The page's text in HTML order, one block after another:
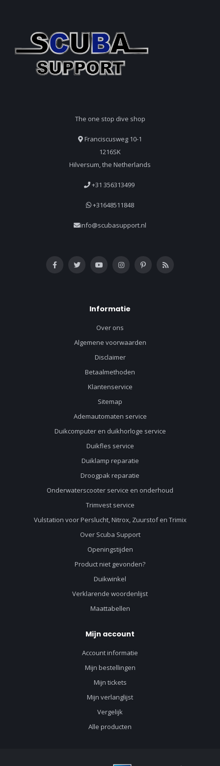
The one stop dive shop
Franciscusweg 10-1
1216SK
Hilversum, the Netherlands
+31 356313499
+31648511848
info@scubasupport.nl
Informatie
Over ons
Algemene voorwaarden
Disclaimer
Betaalmethoden
Klantenservice
Sitemap
Ademautomaten service
Duikcomputer en duikhorloge service
Duikfles service
Duiklamp reparatie
Droogpak reparatie
Onderwaterscooter service en onderhoud
Trimvest service
Vulstation voor Perslucht, Nitrox, Zuurstof en Trimix
Over Scuba Support
Openingstijden
Product niet gevonden?
Duikwinkel
Verklarende woordenlijst
Maattabellen
Mijn account
Account informatie
Mijn bestellingen
Mijn tickets
Mijn verlanglijst
Vergelijk
Alle producten